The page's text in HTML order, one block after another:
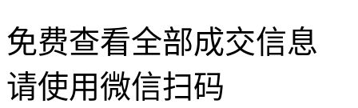
免费查看全部成交信息
请使用微信扫码